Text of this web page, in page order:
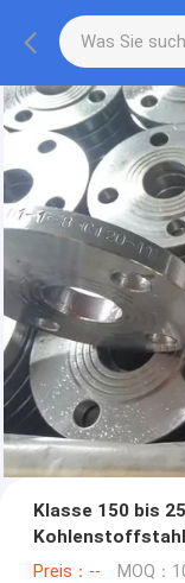
Klasse 150 bis
12836
Preis：-- MOQ：